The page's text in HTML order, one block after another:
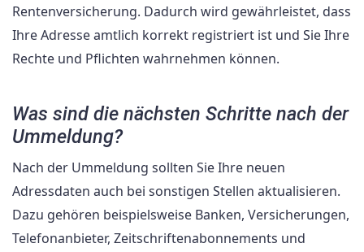
Rentenversicherung. Dadurch wird gewährleistet, dass
Ihre Adresse amtlich korrekt registriert ist und Sie Ihre
Rechte und Pflichten wahrnehmen können.
Was sind die nächsten Schritte nach der
Ummeldung?
Nach der Ummeldung sollten Sie Ihre neuen
Adressdaten auch bei sonstigen Stellen aktualisieren.
Dazu gehören beispielsweise Banken, Versicherungen,
Telefonanbieter, Zeitschriftenabonnements und